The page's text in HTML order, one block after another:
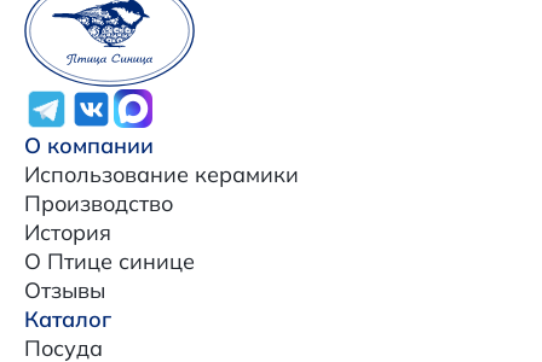
О компании
Использование керамики
Производство
История
О Птице синице
Отзывы
Каталог
Посуда